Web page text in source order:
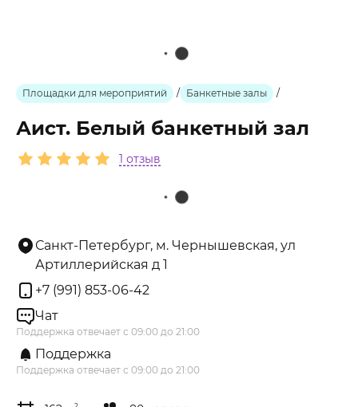
Площадки для мероприятий / Банкетные залы /
Аист. Белый банкетный зал
1 отзыв
Санкт-Петербург, м. Чернышевская, ул
Артиллерийская д 1
+7 (991) 853-06-42
Чат
Поддержка отвечает с 09:00 до 21:00
Поддержка
Поддержка отвечает с 09:00 до 21:00